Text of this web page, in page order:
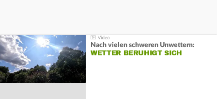
Nach vielen schweren Unwettern:
WETTER BERUHIGT SICH